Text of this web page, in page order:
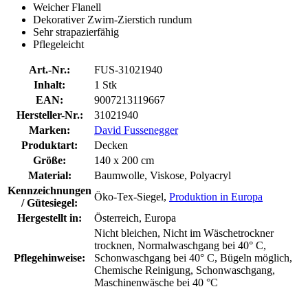
Weicher Flanell
Dekorativer Zwirn-Zierstich rundum
Sehr strapazierfähig
Pflegeleicht
Art.-Nr.:
FUS-31021940
Inhalt:
1 Stk
EAN:
9007213119667
Hersteller-Nr.:
31021940
Marken:
David Fussenegger
Produktart:
Decken
Größe:
140 x 200 cm
Material:
Baumwolle, Viskose, Polyacryl
Kennzeichnungen
/ Gütesiegel:
Öko-Tex-Siegel, Produktion in Europa
Hergestellt in:
Österreich, Europa
Pflegehinweise:
Nicht bleichen, Nicht im Wäschetrockner
trocknen, Normalwaschgang bei 40° C,
Schonwaschgang bei 40° C, Bügeln möglich,
Chemische Reinigung, Schonwaschgang,
Maschinenwäsche bei 40 °C